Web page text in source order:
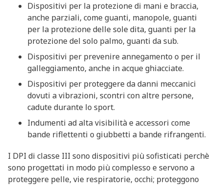
Dispositivi per la protezione di mani e braccia,
anche parziali, come guanti, manopole, guanti
per la protezione delle sole dita, guanti per la
protezione del solo palmo, guanti da sub.
Dispositivi per prevenire annegamento o per il
galleggiamento, anche in acque ghiacciate.
Dispositivi per proteggere da danni meccanici
dovuti a vibrazioni, scontri con altre persone,
cadute durante lo sport.
Indumenti ad alta visibilità e accessori come
bande riflettenti o giubbetti a bande rifrangenti.
I DPI di classe III sono dispositivi più sofisticati perchè
sono progettati in modo più complesso e servono a
proteggere pelle, vie respiratorie, occhi; proteggono